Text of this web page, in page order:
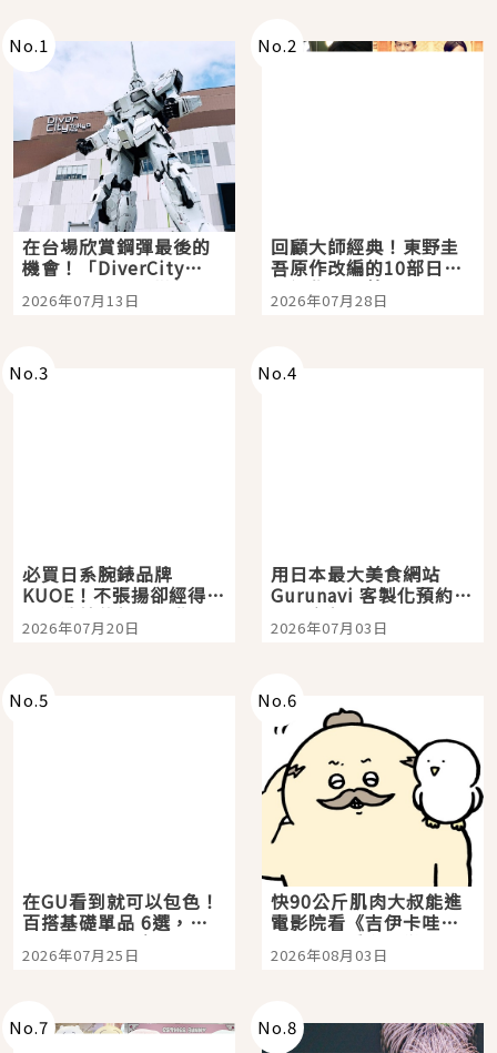
No.1
在台場欣賞鋼彈最後的
機會！「DiverCity
Tokyo Plaza」搭船、
購物、美食及夜景，一
2026年07月13日
No.2
回顧大師經典！東野圭
吾原作改編的10部日本
影視作品推薦
2026年07月28日
No.3
必買日系腕錶品牌
KUOE！不張揚卻經得起
時間洗鍊的經典之作五
選
2026年07月20日
No.4
用日本最大美食網站
Gurunavi 客製化預約九
大都市餐廳，打造專屬
美食體驗！
2026年07月03日
No.5
在GU看到就可以包色！
百搭基礎單品 6選，閉
眼全收也不心疼
2026年07月25日
No.6
快90公斤肌肉大叔能進
電影院看《吉伊卡哇》
嗎？日本重金屬樂團
「打首」會長與nagano
2026年08月03日
No.7 No.8